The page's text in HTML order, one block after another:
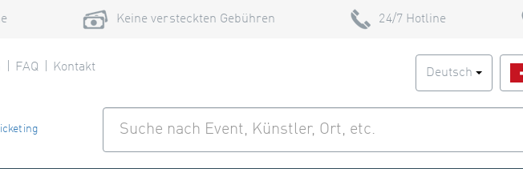
Keine versteckten Gebühren 24/7 Hotline
FAQ Kontakt Deutsch